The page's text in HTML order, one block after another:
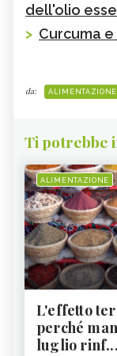
dell'olio
> Curcuma
da: ALIMENTAZIONE
Ti potrebbe
ALIMENTAZIONE
L'effetto
perché
luglio rinf...